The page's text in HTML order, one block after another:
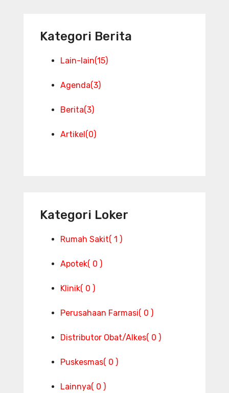
Kategori Berita
Lain-lain(15)
Agenda(3)
Berita(3)
Artikel(0)
Kategori Loker
Rumah Sakit( 1 )
Apotek( 0 )
Klinik( 0 )
Perusahaan Farmasi( 0 )
Distributor Obat/Alkes( 0 )
Puskesmas( 0 )
Lainnya( 0 )